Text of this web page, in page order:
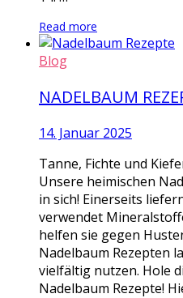
Read more
Blog
NADELBAUM
14. Januar 2025
Tanne, Fichte und
Unsere heimischen
in sich! Einerseits
verwendet
helfen sie gegen
Nadelbaum Rezepten
vielfältig nutzen. Hole
Nadelbaum Rezepte!